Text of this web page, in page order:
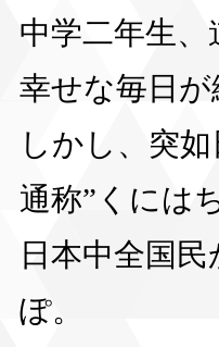
中学二年生、
幸せな毎日
しかし、突如
通称”くには
日本中全国
ぽ。